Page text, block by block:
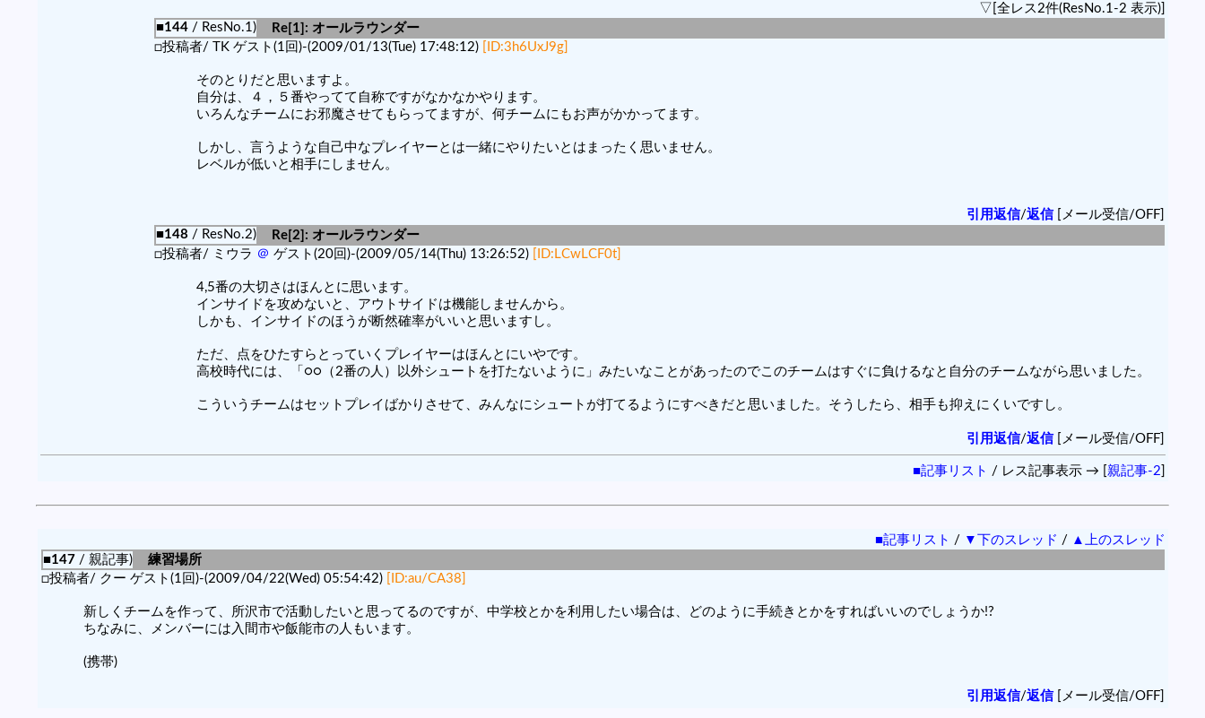
▽[全レス2件(ResNo.1-2 表示)]
■144/ ResNo.1)
Re[1]: オールラウンダー
□投稿者/ TK ゲスト(1回)-(2009/01/13(Tue) 17:48:12)
[ID:3h6UxJ9g]
そのとりだと思いますよ。
自分は、４，５番やってて自称ですがなかなかやります。
いろんなチームにお邪魔させてもらってますが、何チームにもお声がかかってます。
しかし、言うような自己中なプレイヤーとは一緒にやりたいとはまったく思いません。
レベルが低いと相手にしません。
引用返信/返信[メール受信/OFF]
■148 / ResNo.2)
Re[2]: オールラウンダー
□投稿者/ ミウラ ＠ ゲスト(20回)-(2009/05/14(Thu) 13:26:52) [ID:LCwLCF0t]
4,5番の大切さはほんとに思います。
インサイドを攻めないと、アウトサイドは機能しませんから。
しかも、インサイドのほうが断然確率がいいと思いますし。
ただ、点をひたすらとっていくプレイヤーはほんとにいやです。
高校時代には、「○○（2番の人）以外シュートを打たないように」みたいなことがあったのでこのチームはすぐに負けるなと自分のチームながら思いました。
こういうチームはセットプレイばかりさせて、みんなにシュートが打てるようにすべきだと思いました。そうしたら、相手も抑えにくいですし。
引用返信/返信[メール受信/OFF]
■記事リスト / レス記事表示 → [親記事-2]
■記事リスト / ▼下のスレッド / ▲上のスレッド
■147 / 親記事)
練習場所
□投稿者/ クー ゲスト(1回)-(2009/04/22(Wed) 05:54:42)
[ID:au/CA38]
新しくチームを作って、所沢市で活動したいと思ってるのですが、中学校とかを利用したい場合は、どのように手続きとかをすればいいのでしょうか!?
ちなみに、メンバーには入間市や飯能市の人もいます。
(携帯)
引用返信/返信[メール受信/OFF]